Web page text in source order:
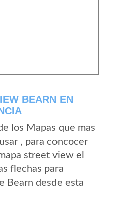
BEARN EN
los Mapas que mas
, para concocer
street view el
flechas para
Bearn desde esta